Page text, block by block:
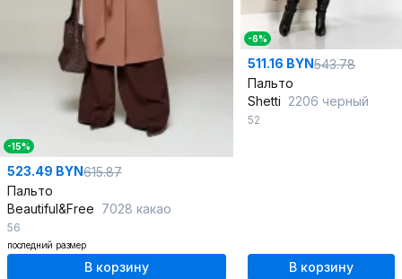
-15%
523.49 BYN615.87
Пальто
Beautiful&Free 7028 какао
56
последний размер
В корзину
-6%
511.16 BYN543.78
Пальто
Shetti 2206 черный
52
В корзину